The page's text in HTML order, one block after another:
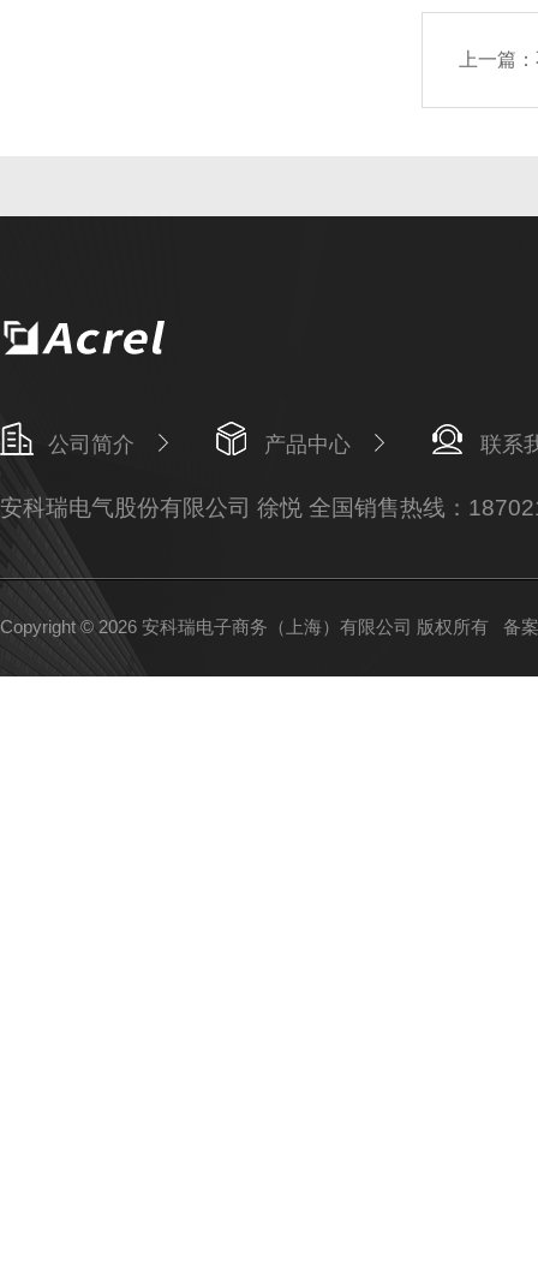
上一篇：
公司简介 产品中心 联系
安科瑞电气股份有限公司 徐悦 全国销售热线：
Copyright © 2026 安科瑞电子商务（上海）有限公司 版权所有 备